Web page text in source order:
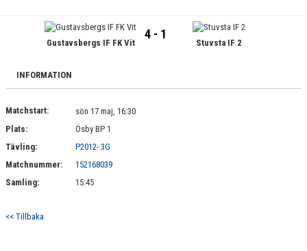
BILDGALLERI
DOKUMENT
Gustavsbergs IF FK Vit
4 - 1
Stuvsta IF 2
INFORMATION
Matchstart:
sön 17 maj, 16:30
Plats:
Ösby BP 1
Tävling:
P2012- 3G
Matchnummer:
152168039
Samling:
15:45
<< Tillbaka